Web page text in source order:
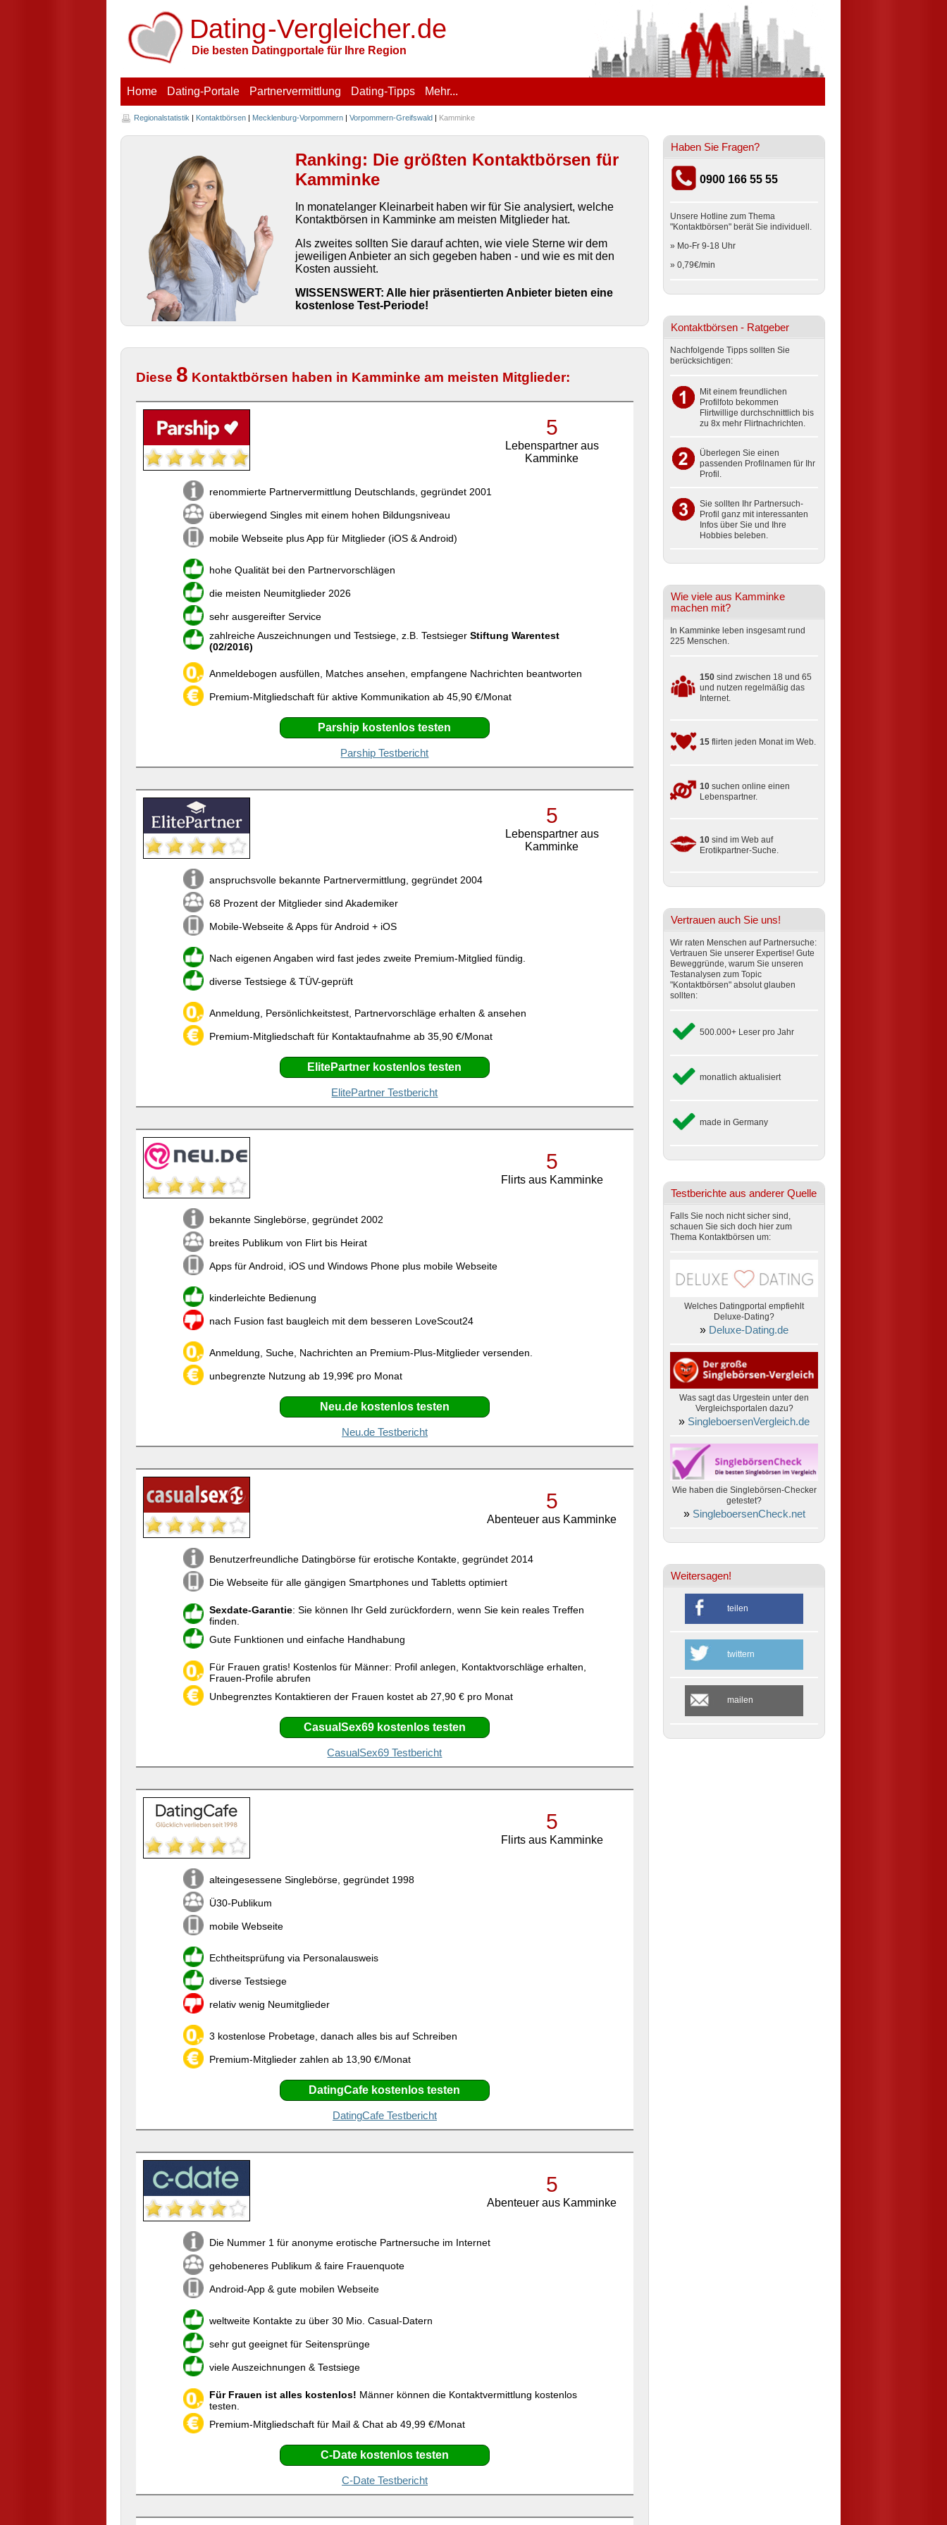
Dating-Vergleicher.de
Die besten Datingportale für Ihre Region
Home Dating-Portale Partnervermittlung Dating-Tipps Mehr...
Regionalstatistik | Kontaktbörsen | Mecklenburg-Vorpommern | Vorpommern-Greifswald | Kamminke
Ranking: Die größten Kontaktbörsen für
Kamminke
In monatelanger Kleinarbeit haben wir für Sie analysiert, welche
Kontaktbörsen in Kamminke am meisten Mitglieder hat.
Als zweites sollten Sie darauf achten, wie viele Sterne wir dem
jeweiligen Anbieter an sich gegeben haben - und wie es mit den
Kosten aussieht.
WISSENSWERT: Alle hier präsentierten Anbieter bieten eine
kostenlose Test-Periode!
Diese 8 Kontaktbörsen haben in Kamminke am meisten Mitglieder:
5
Lebenspartner aus
Kamminke
renommierte Partnervermittlung Deutschlands, gegründet 2001
überwiegend Singles mit einem hohen Bildungsniveau
mobile Webseite plus App für Mitglieder (iOS & Android)
hohe Qualität bei den Partnervorschlägen
die meisten Neumitglieder 2026
sehr ausgereifter Service
zahlreiche Auszeichnungen und Testsiege, z.B. Testsieger Stiftung Warentest
(02/2016)
Anmeldebogen ausfüllen, Matches ansehen, empfangene Nachrichten beantworten
Premium-Mitgliedschaft für aktive Kommunikation ab 45,90 €/Monat
Parship kostenlos testen
Parship Testbericht
5
Lebenspartner aus
Kamminke
anspruchsvolle bekannte Partnervermittlung, gegründet 2004
68 Prozent der Mitglieder sind Akademiker
Mobile-Webseite & Apps für Android + iOS
Nach eigenen Angaben wird fast jedes zweite Premium-Mitglied fündig.
diverse Testsiege & TÜV-geprüft
Anmeldung, Persönlichkeitstest, Partnervorschläge erhalten & ansehen
Premium-Mitgliedschaft für Kontaktaufnahme ab 35,90 €/Monat
ElitePartner kostenlos testen
ElitePartner Testbericht
5
Flirts aus Kamminke
bekannte Singlebörse, gegründet 2002
breites Publikum von Flirt bis Heirat
Apps für Android, iOS und Windows Phone plus mobile Webseite
kinderleichte Bedienung
nach Fusion fast baugleich mit dem besseren LoveScout24
Anmeldung, Suche, Nachrichten an Premium-Plus-Mitglieder versenden.
unbegrenzte Nutzung ab 19,99€ pro Monat
Neu.de kostenlos testen
Neu.de Testbericht
5
Abenteuer aus Kamminke
Benutzerfreundliche Datingbörse für erotische Kontakte, gegründet 2014
Die Webseite für alle gängigen Smartphones und Tabletts optimiert
Sexdate-Garantie: Sie können Ihr Geld zurückfordern, wenn Sie kein reales Treffen
finden.
Gute Funktionen und einfache Handhabung
Für Frauen gratis! Kostenlos für Männer: Profil anlegen, Kontaktvorschläge erhalten,
Frauen-Profile abrufen
Unbegrenztes Kontaktieren der Frauen kostet ab 27,90 € pro Monat
CasualSex69 kostenlos testen
CasualSex69 Testbericht
5
Flirts aus Kamminke
alteingesessene Singlebörse, gegründet 1998
Ü30-Publikum
mobile Webseite
Echtheitsprüfung via Personalausweis
diverse Testsiege
relativ wenig Neumitglieder
3 kostenlose Probetage, danach alles bis auf Schreiben
Premium-Mitglieder zahlen ab 13,90 €/Monat
DatingCafe kostenlos testen
DatingCafe Testbericht
5
Abenteuer aus Kamminke
Die Nummer 1 für anonyme erotische Partnersuche im Internet
gehobeneres Publikum & faire Frauenquote
Android-App & gute mobilen Webseite
weltweite Kontakte zu über 30 Mio. Casual-Datern
sehr gut geeignet für Seitensprünge
viele Auszeichnungen & Testsiege
Für Frauen ist alles kostenlos! Männer können die Kontaktvermittlung kostenlos
testen.
Premium-Mitgliedschaft für Mail & Chat ab 49,99 €/Monat
C-Date kostenlos testen
C-Date Testbericht
Haben Sie Fragen?
0900 166 55 55
Unsere Hotline zum Thema
"Kontaktbörsen" berät Sie individuell.
» Mo-Fr 9-18 Uhr
» 0,79€/min
Kontaktbörsen - Ratgeber
Nachfolgende Tipps sollten Sie
berücksichtigen:
Mit einem freundlichen
Profilfoto bekommen
Flirtwillige durchschnittlich bis
zu 8x mehr Flirtnachrichten.
Überlegen Sie einen
passenden Profilnamen für Ihr
Profil.
Sie sollten Ihr Partnersuch-
Profil ganz mit interessanten
Infos über Sie und Ihre
Hobbies beleben.
Wie viele aus Kamminke
machen mit?
In Kamminke leben insgesamt rund
225 Menschen.
150 sind zwischen 18 und 65
und nutzen regelmäßig das
Internet.
15 flirten jeden Monat im Web.
10 suchen online einen
Lebenspartner.
10 sind im Web auf
Erotikpartner-Suche.
Vertrauen auch Sie uns!
Wir raten Menschen auf Partnersuche:
Vertrauen Sie unserer Expertise! Gute
Beweggründe, warum Sie unseren
Testanalysen zum Topic
"Kontaktbörsen" absolut glauben
sollten:
500.000+ Leser pro Jahr
monatlich aktualisiert
made in Germany
Testberichte aus anderer Quelle
Falls Sie noch nicht sicher sind,
schauen Sie sich doch hier zum
Thema Kontaktbörsen um:
Welches Datingportal empfiehlt
Deluxe-Dating?
» Deluxe-Dating.de
Was sagt das Urgestein unter den
Vergleichsportalen dazu?
» SingleboersenVergleich.de
Wie haben die Singlebörsen-Checker
getestet?
» SingleboersenCheck.net
Weitersagen!
teilen
twittern
mailen